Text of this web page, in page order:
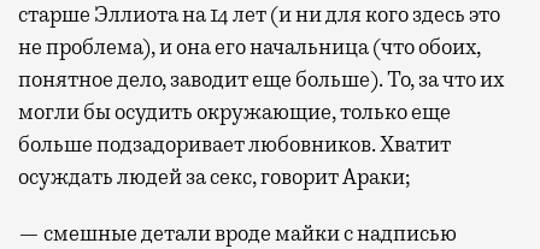
старше Эллиота на 14 лет (и ни для кого здесь это
не проблема), и она его начальница (что обоих,
понятное дело, заводит еще больше). То, за что их
могли бы осудить окружающие, только еще
больше подзадоривает любовников. Хватит
осуждать людей за секс, говорит Араки;
— смешные детали вроде майки с надписью